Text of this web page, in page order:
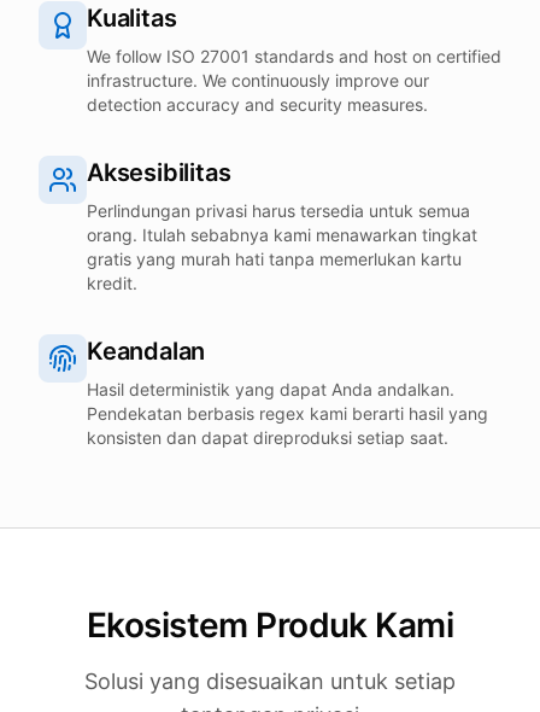
Kualitas
We follow ISO 27001 standards and host on certified
infrastructure. We continuously improve our
detection accuracy and security measures.
Aksesibilitas
Perlindungan privasi harus tersedia untuk semua
orang. Itulah sebabnya kami menawarkan tingkat
gratis yang murah hati tanpa memerlukan kartu
kredit.
Keandalan
Hasil deterministik yang dapat Anda andalkan.
Pendekatan berbasis regex kami berarti hasil yang
konsisten dan dapat direproduksi setiap saat.
Ekosistem Produk Kami
Solusi yang disesuaikan untuk setiap